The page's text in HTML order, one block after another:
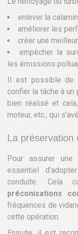
enlever la
améliorer les
créer une
empêcher la
les émissions
Il est possible de
confier la tâche à
bien réalisé et
moteur, etc., qui
La préservation
Pour assurer
essentiel
conduite. Cela
préconisations
fréquences de
cette opération.